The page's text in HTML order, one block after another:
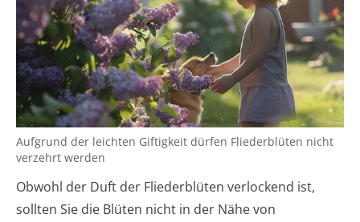
Aufgrund der leichten Giftigkeit dürfen Fliederblüten nicht
verzehrt werden
Obwohl der Duft der Fliederblüten verlockend ist,
sollten Sie die Blüten nicht in der Nähe von